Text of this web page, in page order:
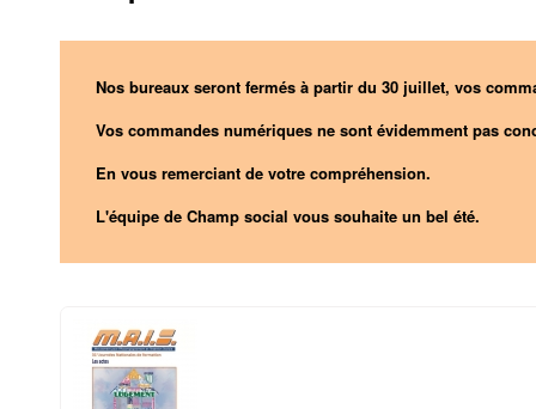
Nos bureaux seront fermés à partir du 30 juillet, vos
Vos commandes numériques ne sont évidemment pas
En vous remerciant de votre compréhension.
L'équipe de Champ social vous souhaite un bel été.